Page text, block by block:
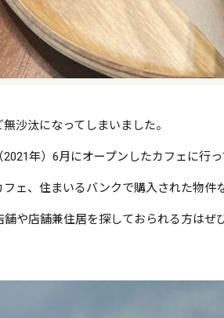
沙汰になってしまいました。
年）6月にオープンしたカフェに行
ェ、住まいるバンクで購入された物件
や店舗兼住居を探しておられる方はぜ